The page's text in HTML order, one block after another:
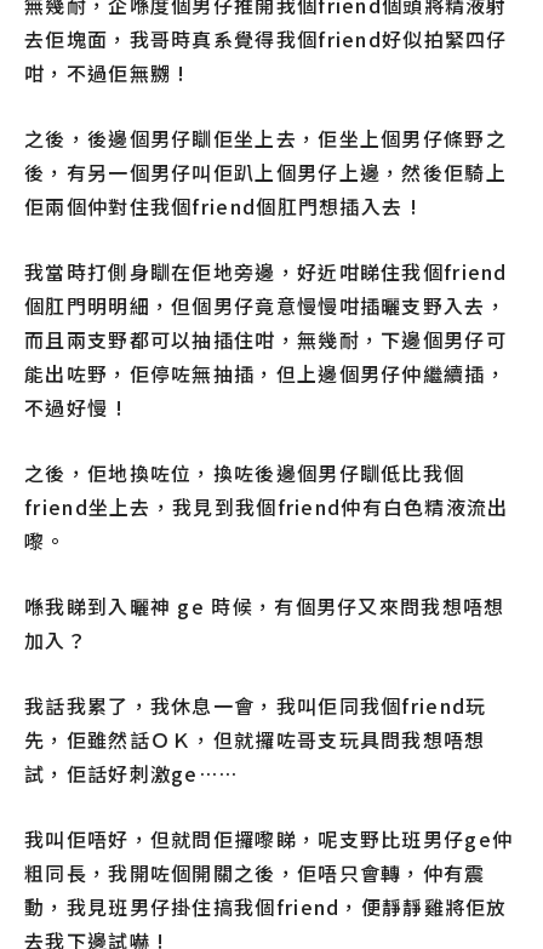
去佢塊面，我哥時真系覺得我個friend好似拍緊四仔
咁，不過佢無嬲 !
之後，後邊個男仔瞓佢坐上去，佢坐上個男仔條野之
後，有另一個男仔叫佢趴上個男仔上邊，然後佢騎上
佢兩個仲對住我個friend個肛門想插入去 !
我當時打側身瞓在佢地旁邊，好近咁睇住我個friend
個肛門明明細，但個男仔竟意慢慢咁插曬支野入去，
而且兩支野都可以抽插住咁，無幾耐，下邊個男仔可
能出咗野，佢停咗無抽插，但上邊個男仔仲繼續插，
不過好慢 !
之後，佢地換咗位，換咗後邊個男仔瞓低比我個
friend坐上去，我見到我個friend仲有白色精液流出
嚟。
喺我睇到入曬神 ge 時候，有個男仔又來問我想唔想
加入？
我話我累了，我休息一會，我叫佢同我個friend玩
先，佢雖然話ＯＫ，但就攞咗哥支玩具問我想唔想
試，佢話好刺激ge……
我叫佢唔好，但就問佢攞嚟睇，呢支野比班男仔ge仲
粗同長，我開咗個開關之後，佢唔只會轉，仲有震
動，我見班男仔掛住搞我個friend，便靜靜雞將佢放
去我下邊試嚇 !